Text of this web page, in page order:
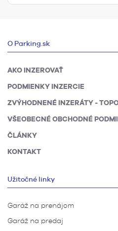
O Parking.sk
AKO INZEROVAŤ
PODMIENKY INZERCIE
ZVÝHODNENÉ INZERÁTY -
VŠEOBECNÉ OBCHODNÉ
ČLÁNKY
KONTAKT
Užitočné linky
Garáž na prenájom
Garáž na predaj